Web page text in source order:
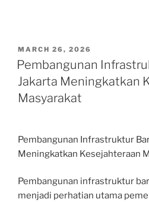
POSTED
ON
MARCH 26, 2026
Pembangunan
Jakarta Meningkatkan
Masyarakat
Pembangunan Infrastruktur
Meningkatkan Kesejahteraan
Pembangunan infrastruktur
menjadi perhatian utama